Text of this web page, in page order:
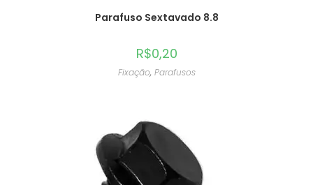
Parafuso Sextavado 8.8
R$0,20
Fixação, Parafusos